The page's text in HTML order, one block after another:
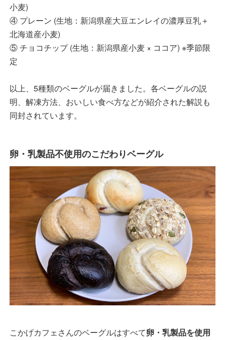
小麦)
④ プレーン (生地：新潟県産大豆エンレイの濃厚豆乳＋
北海道産小麦)
⑤ チョコチップ (生地：新潟県産小麦 × ココア) ※季節限
定
以上、5種類のベーグルが届きました。各ベーグルの説
明、解凍方法、おいしい食べ方などが紹介された解説も
同封されています。
卵・乳製品不使用のこだわりベーグル
こかげカフェさんのベーグルはすべて卵・乳製品を使用